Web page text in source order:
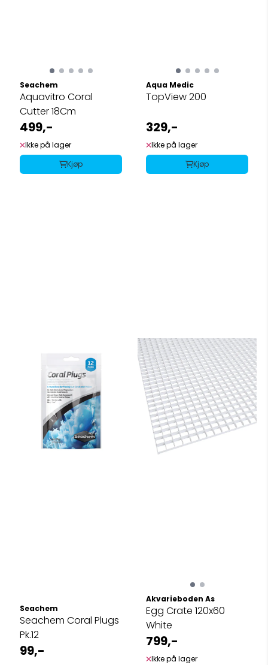
Seachem
Aquavitro Coral
Cutter 18Cm
499,-
Ikke på lager
Kjøp
Aqua Medic
TopView 200
329,-
Ikke på lager
Kjøp
Seachem
Seachem Coral Plugs
Pk.12
99,-
Akvarieboden As
Egg Crate 120x60
White
799,-
Ikke på lager